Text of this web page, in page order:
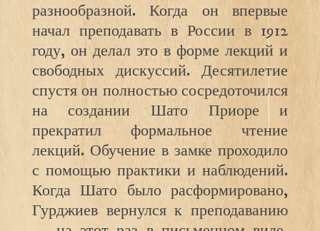
разнообразной. Когда он впервые
начал преподавать в России в 1912
году, он делал это в форме лекций и
свободных дискуссий. Десятилетие
спустя он полностью сосредоточился
на создании Шато Приоре и
прекратил формальное чтение
лекций. Обучение в замке проходило
с помощью практики и наблюдений.
Когда Шато было расформировано,
Гурджиев вернулся к преподаванию